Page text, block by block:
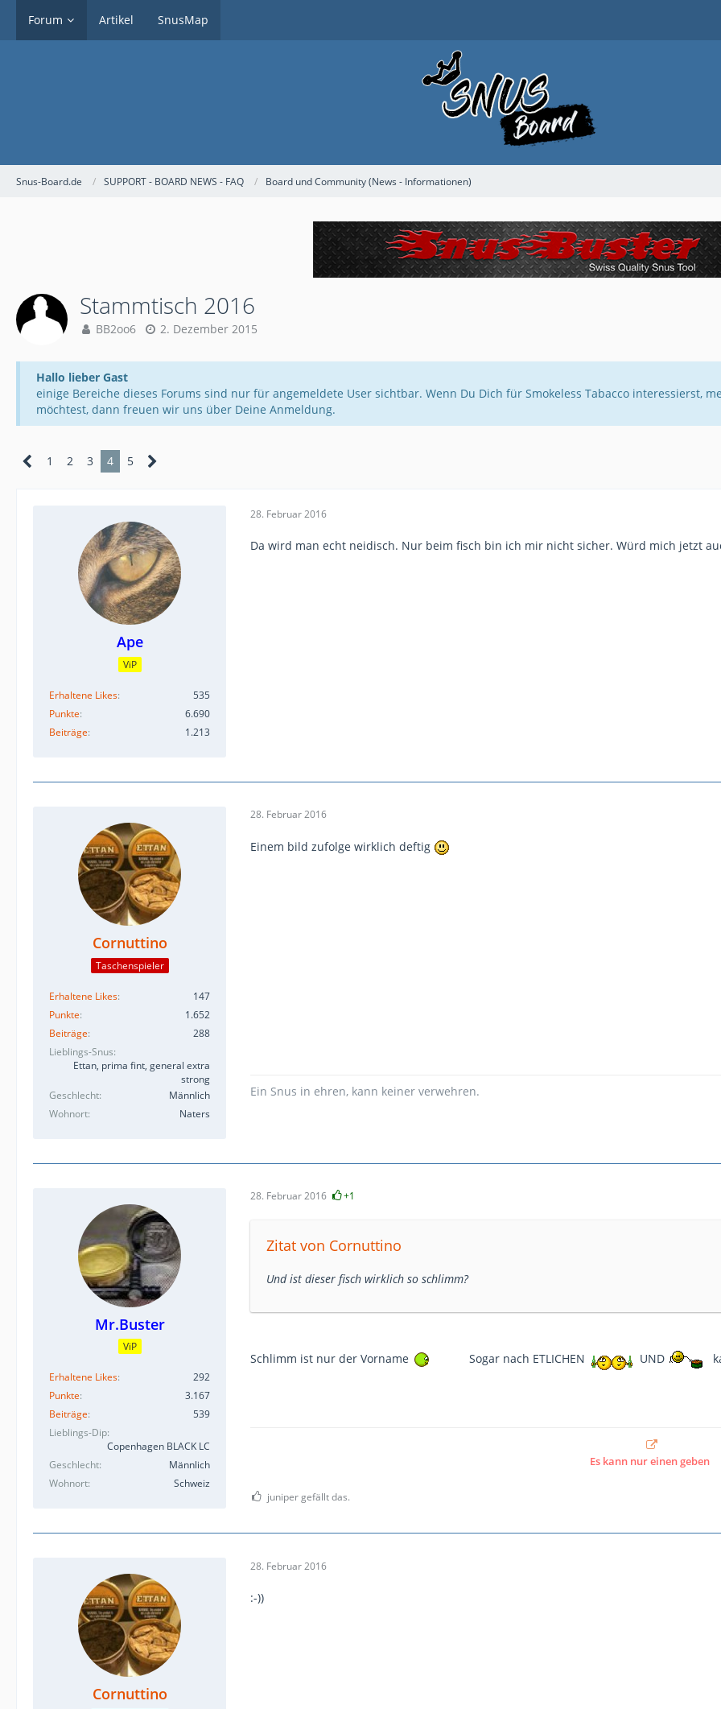
Forum Artikel SnusMap
Snus-Board.de SUPPORT - BOARD NEWS - FAQ Board und Community (News - Informationen)
Stammtisch 2016
BB2oo6 2. Dezember 2015
Hallo lieber Gast
einige Bereiche dieses Forums sind nur für angemeldete User sichtbar. Wenn Du Dich für Smokeless Tabacco interessierst,
möchtest, dann freuen wir uns über Deine Anmeldung.
1 2 3 4 5
Ape
ViP
Erhaltene Likes
535
Punkte
6.690
Beiträge
1.213
28. Februar 2016
Da wird man echt neidisch. Nur beim fisch bin ich mir nicht sicher. Würd mich jetzt
Cornuttino
Taschenspieler
Erhaltene Likes
147
Punkte
1.652
Beiträge
288
Lieblings-Snus
Ettan, prima fint, general extra
strong
Geschlecht
Männlich
Wohnort
Naters
28. Februar 2016
Einem bild zufolge wirklich deftig
Ein Snus in ehren, kann keiner verwehren.
Mr.Buster
ViP
Erhaltene Likes
292
Punkte
3.167
Beiträge
539
Lieblings-Dip
Copenhagen BLACK LC
Geschlecht
Männlich
Wohnort
Schweiz
28. Februar 2016 +1
Zitat von Cornuttino
Und ist dieser fisch wirklich so schlimm?
Schlimm ist nur der Vorname Sogar nach ETLICHEN UND
Es kann nur einen geben
juniper gefällt das.
Cornuttino
28. Februar 2016
:-))